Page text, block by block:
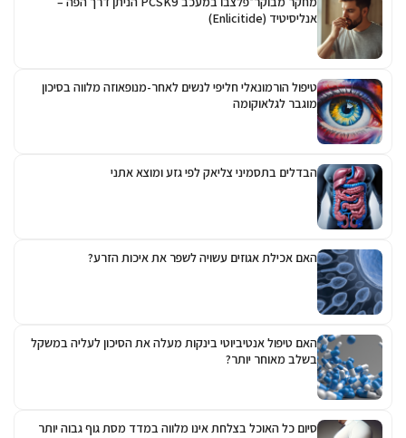
אנליסיטיד (Enlicitide)
טיפול הורמונאלי חליפי לנשים לאחר-מנופאוזה מלווה בסיכון
מוגבר לגלאוקומה
הבדלים בתסמיני צליאק לפי גזע ומוצא אתני
האם אכילת אגוזים עשויה לשפר את איכות הזרע?
האם טיפול אנטיביוטי בינקות מעלה את הסיכון לעליה במשקל
בשלב מאוחר יותר?
סיום כל האוכל בצלחת אינו מלווה במדד מסת גוף גבוה יותר